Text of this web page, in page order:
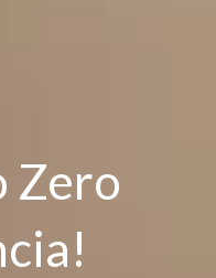
Zero